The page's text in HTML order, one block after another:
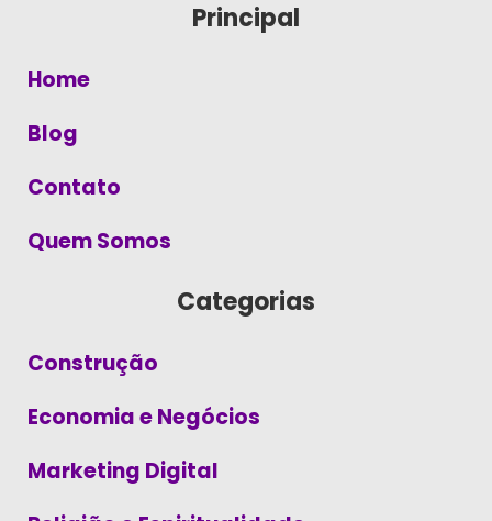
Principal
Home
Blog
Contato
Quem Somos
Categorias
Construção
Economia e Negócios
Marketing Digital